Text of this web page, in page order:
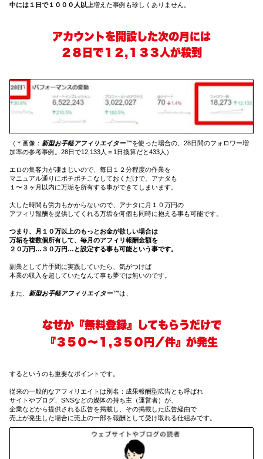
中には１日で１０００人以上増えた事例も珍しくありません。
アカウントを開設した次の月には
２８日で１２,１３３人が殺到
（＊画像： 新型お手軽アフィリエイター™を使った場合の、28日間のフォロワー増
加率の参考事例。28日で12,133人＝1日換算だと433人）
エロの集客力が凄まじいので、毎日１２分程度の作業を
マニュアル通りにポチポチこなしておくだけで、アナタも
１〜３ヶ月以内に万垢を所有する事ができてしまいます。
大した時間も労力もかからないので、アナタに月１０万円の
アフィリ報酬を提供してくれる万垢を何個も同時に抱える事も可能です。
つまり、月１０万以上のもっとお金が欲しい場合は
万垢を複数個所有して、毎月のアフィリ報酬金額を
２０万円…３０万円…と設定する事も可能という事です。
副業として片手間に実践していたら、気がつけば
本業の収入を超していたなんて事も夢では無いのです。
また、 新型お手軽アフィリエイター™は、
なぜか『無料登録』してもらうだけで
『３５０〜１,３５０円／件』が発生
するというのも重要なポイントです。
従来の一般的なアフィリエイトは別名：成果報酬型広告とも呼ばれ
サイトやブログ、SNSなどの媒体の持ち主（運営者）が、
企業などから提供される広告を掲載し、その掲載した広告経由で
売上が発生した場合に売上の一部を報酬として受け取れる仕組みです。